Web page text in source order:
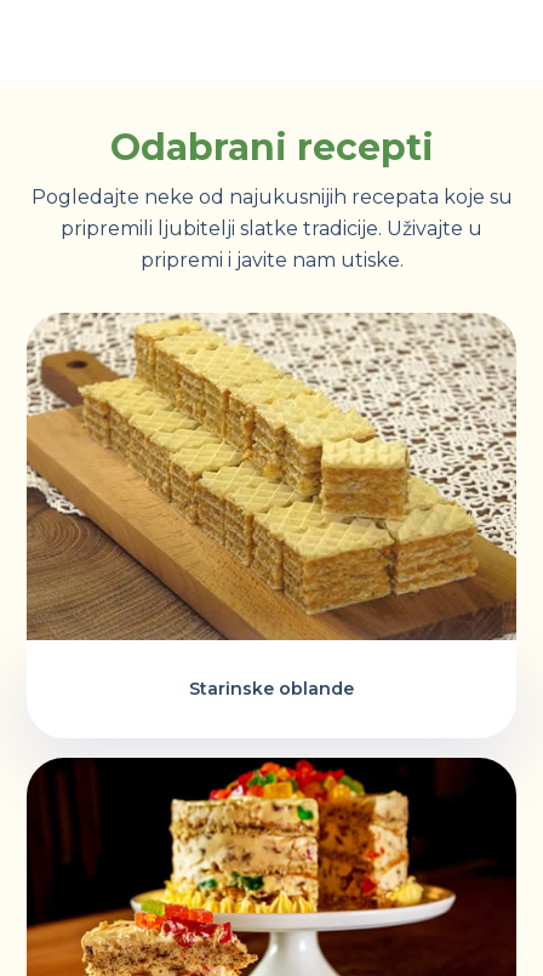
Odabrani recepti
Pogledajte neke od najukusnijih recepata koje su
pripremili ljubitelji slatke tradicije. Uživajte u
pripremi i javite nam utiske.
Starinske oblande